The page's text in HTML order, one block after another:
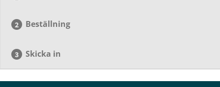
Beställning
Skicka in